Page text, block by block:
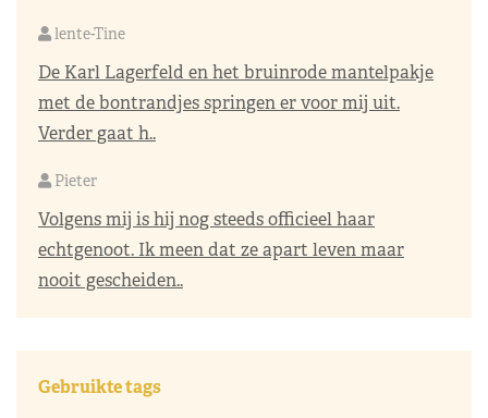
lente-Tine
De Karl Lagerfeld en het bruinrode mantelpakje
met de bontrandjes springen er voor mij uit.
Verder gaat h..
Pieter
Volgens mij is hij nog steeds officieel haar
echtgenoot. Ik meen dat ze apart leven maar
nooit gescheiden..
Gebruikte tags